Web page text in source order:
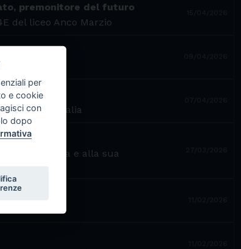
premonitore del futuro
del liceo Anco Marzio
da tutta Italia
vie di Ostia e alla sua
per
e cookie
con
dopo